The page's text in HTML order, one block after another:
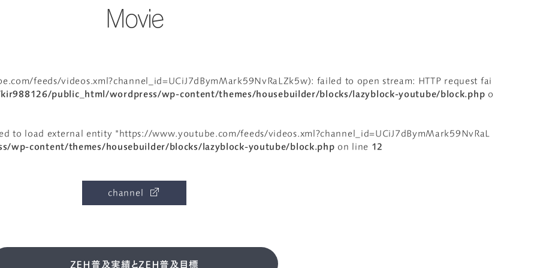
Movie
feeds/videos.xml?channel_id=UCiJ7dBymMark59NvRaLZk5w): failed to open stream: HTTP request fai
public_html/wordpress/wp-content/themes/housebuilder/blocks/lazyblock-youtube/block.php o
to load external entity "https://www.youtube.com/feeds/videos.xml?channel_id=UCiJ7dBymMark59NvRaL
wp-content/themes/housebuilder/blocks/lazyblock-youtube/block.php on line 12
channel
ZEH普及実績とZEH普及目標